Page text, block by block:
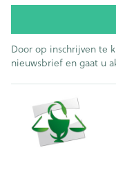
Door op inschrijven te
nieuwsbrief en gaat u